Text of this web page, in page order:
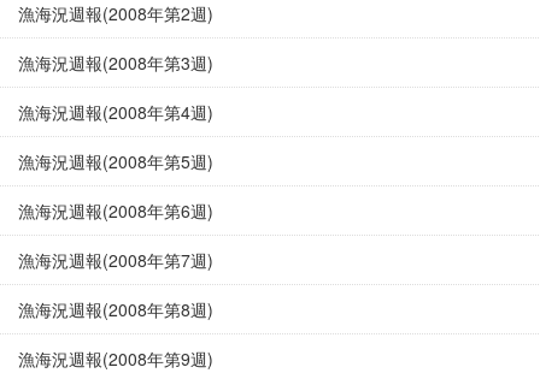
漁海況週報(2008年第2週)
漁海況週報(2008年第3週)
漁海況週報(2008年第4週)
漁海況週報(2008年第5週)
漁海況週報(2008年第6週)
漁海況週報(2008年第7週)
漁海況週報(2008年第8週)
漁海況週報(2008年第9週)